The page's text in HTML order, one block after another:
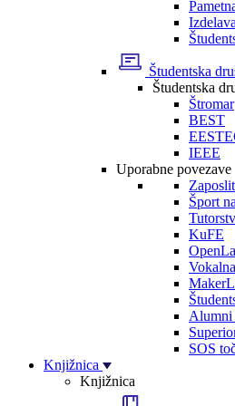
Študentska
Študentska
Štromar
BEST
IEEE
Uporabne povezave
Šport
KuFE
Alumni
SOS
Knjižnica
Knjižnica